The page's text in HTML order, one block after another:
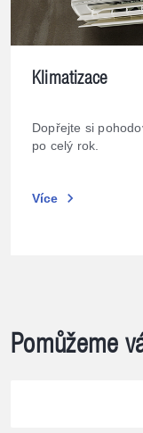
Klimatizace
Dopřejte si
po celý rok.
Více chevron_right
Pomůžeme